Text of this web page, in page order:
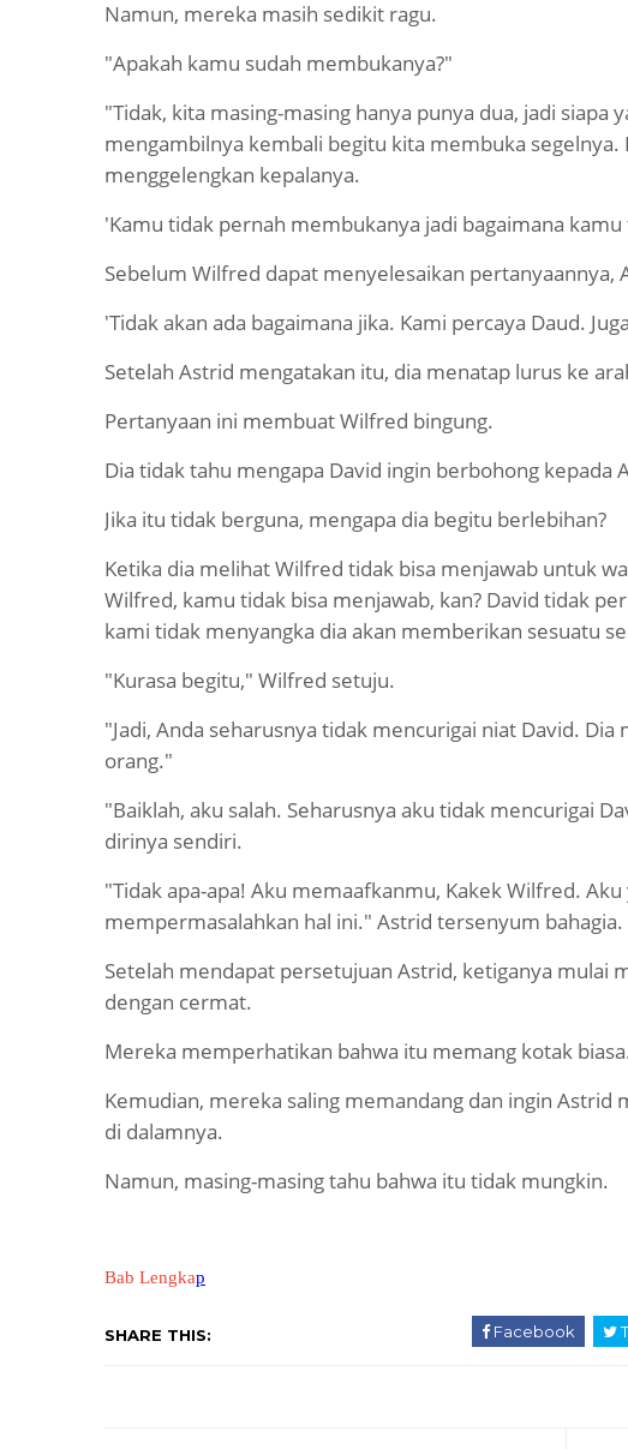
Namun, mereka masih sedikit ragu.
"Apakah kamu sudah membukanya?"
"Tidak, kita masing-masing hanya punya dua, jadi siapa
mengambilnya kembali begitu kita membuka segelnya.
menggelengkan kepalanya.
'Kamu tidak pernah membukanya jadi bagaimana
Sebelum Wilfred dapat menyelesaikan pertanyaannya,
'Tidak akan ada bagaimana jika. Kami percaya Daud.
Setelah Astrid mengatakan itu, dia menatap lurus ke
Pertanyaan ini membuat Wilfred bingung.
Dia tidak tahu mengapa David ingin berbohong kepada
Jika itu tidak berguna, mengapa dia begitu berlebihan?
Ketika dia melihat Wilfred tidak bisa menjawab untuk
Wilfred, kamu tidak bisa menjawab, kan? David tidak
kami tidak menyangka dia akan memberikan sesuatu
"Kurasa begitu," Wilfred setuju.
"Jadi, Anda seharusnya tidak mencurigai niat David.
orang."
"Baiklah, aku salah. Seharusnya aku tidak mencurigai
dirinya sendiri.
"Tidak apa-apa! Aku memaafkanmu, Kakek Wilfred.
mempermasalahkan hal ini." Astrid tersenyum bahagia.
Setelah mendapat persetujuan Astrid, ketiganya mulai
dengan cermat.
Mereka memperhatikan bahwa itu memang kotak
Kemudian, mereka saling memandang dan ingin Astrid
di dalamnya.
Namun, masing-masing tahu bahwa itu tidak mungkin.
Bab Lengkap
SHARE THIS: Facebook